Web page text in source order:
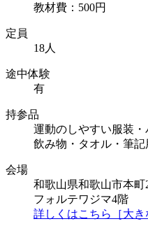
教材費：500円
定員
18人
途中体験
有
持参品
運動のしやすい服装・
飲み物・タオル・筆記
会場
和歌山県和歌山市本町
フォルテワジマ4階
詳しくはこちら［大き